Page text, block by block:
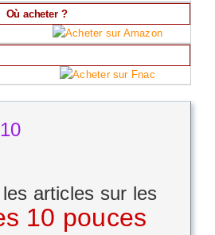
Où acheter ?
articles sur les
10 pouces